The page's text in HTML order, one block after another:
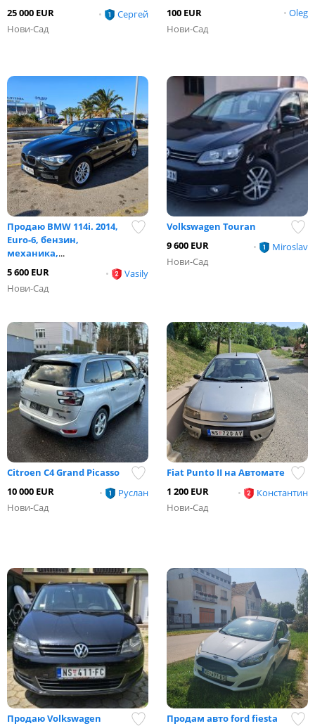
•
Сергей
25 000 EUR
Нови-Сад
• Oleg
100 EUR
Нови-Сад
Продаю BMW 114i. 2014,
Euro-6, бензин,
механика,...
•
Vasily
5 600 EUR
Нови-Сад
Volkswagen Touran
•
Miroslav
9 600 EUR
Нови-Сад
Citroen C4 Grand Picasso
•
Руслан
10 000 EUR
Нови-Сад
Fiat Punto II на Автомате
•
Константин
1 200 EUR
Нови-Сад
Продаю Volkswagen
Продам авто ford fiesta